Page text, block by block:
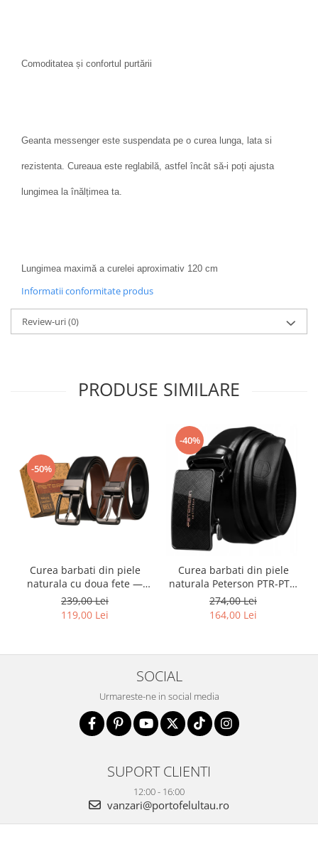
Comoditatea și confortul purtării
Geanta messenger este suspendata pe o curea lunga, lata si
rezistenta. Cureaua este reglabilă, astfel încât să-i poți ajusta
lungimea la înălțimea ta.
Lungimea maximă a curelei aproximativ 120 cm
Informatii conformitate produs
Review-uri(0)
PRODUSE SIMILARE
-50%
Curea barbati din piele
naturala cu doua fete —
Peterson PTR-PTN RB35
239,00 Lei
119,00 Lei
-40%
Curea barbati din piele
naturala Peterson PTR-PTN
A001 BL
274,00 Lei
164,00 Lei
SOCIAL
Urmareste-ne in social media
SUPORT CLIENTI
12:00 - 16:00
vanzari@portofelultau.ro